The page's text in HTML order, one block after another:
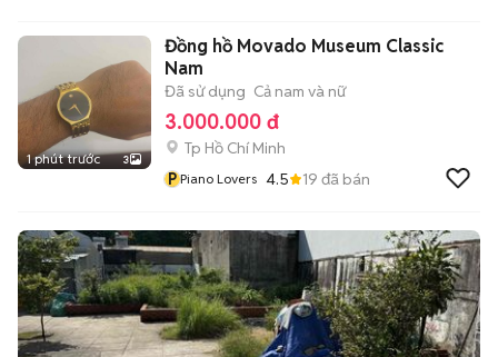
1 phút trước 3
Đồng hồ Movado Museum Classic
Nam
Đã sử dụng Cả nam và nữ
3.000.000 đ
Tp Hồ Chí Minh
P Piano Lovers 4.5 19 đã bán